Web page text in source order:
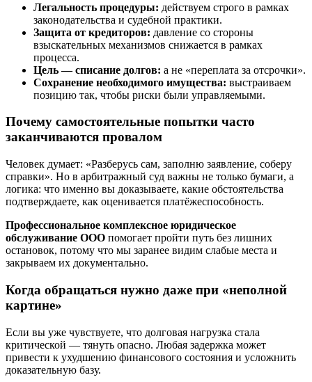
Легальность процедуры: действуем строго в рамках
законодательства и судебной практики.
Защита от кредиторов: давление со стороны
взыскательных механизмов снижается в рамках
процесса.
Цель — списание долгов: а не «переплата за отсрочки».
Сохранение необходимого имущества: выстраиваем
позицию так, чтобы риски были управляемыми.
Почему самостоятельные попытки часто
заканчиваются провалом
Человек думает: «Разберусь сам, заполню заявление, соберу
справки». Но в арбитражный суд важны не только бумаги, а
логика: что именно вы доказываете, какие обстоятельства
подтверждаете, как оценивается платёжеспособность.
Профессиональное комплексное юридическое
обслуживание ООО помогает пройти путь без лишних
остановок, потому что мы заранее видим слабые места и
закрываем их документально.
Когда обращаться нужно даже при «неполной
картине»
Если вы уже чувствуете, что долговая нагрузка стала
критической — тянуть опасно. Любая задержка может
привести к ухудшению финансового состояния и усложнить
доказательную базу.